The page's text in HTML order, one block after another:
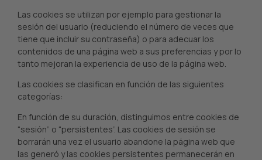
Las cookies se utilizan por ejemplo para gestionar la
sesión del usuario (reduciendo el número de veces que
tiene que incluir su contraseña) o para adecuar los
contenidos de una página web a sus preferencias y por lo
tanto mejoran la experiencia de uso de la página web.
Las cookies se clasifican en función de las siguientes
categorías:
En función de su duración, distinguimos entre cookies de
“sesión” o “persistentes”. Las cookies de sesión se
borrarán una vez el usuario abandone la página web que
las generó y las cookies persistentes permanecerán en